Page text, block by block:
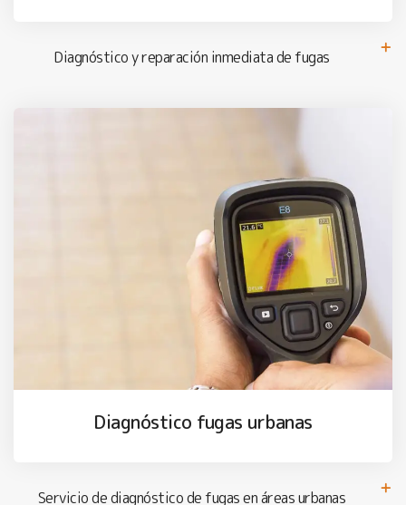
Diagnóstico y reparación inmediata de fugas
Diagnóstico fugas urbanas
Servicio de diagnóstico de fugas en áreas urbanas